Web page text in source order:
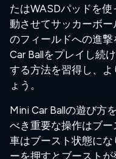
たはWASDパッドを
動させてサッカーボ
のフィールドへの進
Car Ballをプレイし続
する方法を習得し、
ょう。
Mini Car Ballの遊び方
べき重要な操作はブー
車はブースト状態に
ーを押すとブースト